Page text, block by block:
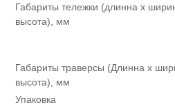
Габариты тележки (длинна х
высота),
Габариты траверсы (Длинна х
высота), мм
Упаковка